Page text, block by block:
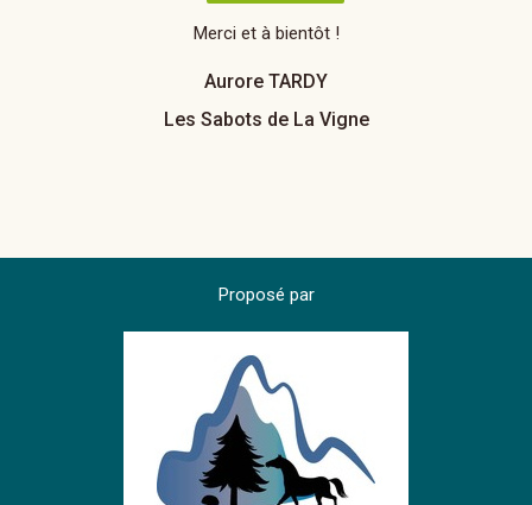
Merci et à bientôt !
Aurore TARDY
Les Sabots de La Vigne
Proposé par